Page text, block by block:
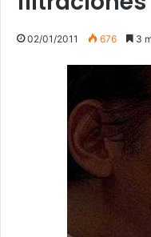
02/01/2011 676 3